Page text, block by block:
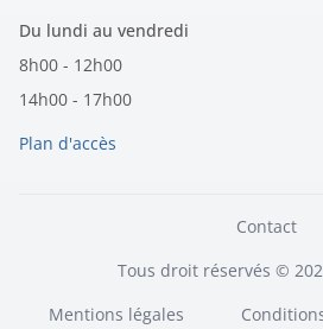
Du lundi au vendredi
8h00 - 12h00
14h00 - 17h00
Plan d'accès
Contact
Tous droit réservés ©
Mentions légales